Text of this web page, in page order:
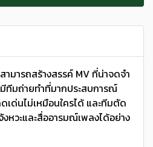
ามารถสร้างสรรค์ MV ที่น่าจดจำ
มถ่ายทำที่มากประสบการณ์
ด่นไม่เหมือนใครได้ และทีมตัด
หวะและสื่ออารมณ์เพลงได้อย่าง